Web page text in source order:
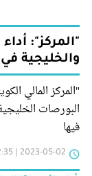
"المركز":
والخليجية في
"المركز المالي
البورصات
فيها
2023-05-02 | 12:35